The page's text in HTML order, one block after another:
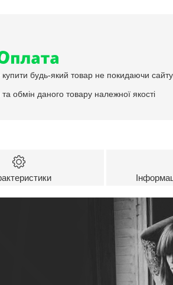
будь-який товар не покидаючи сайту.
обмін даного товару належної якості